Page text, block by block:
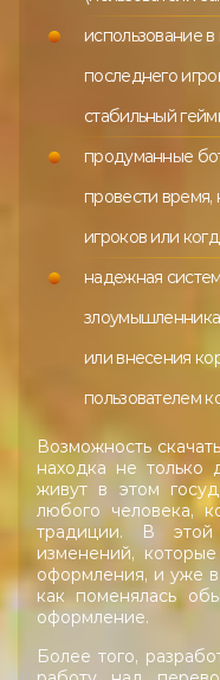
использование
последнего
стабильный
продуманные
провести время,
игроков или
надежная
или внесения
пользователем
Возможность
находка не только
живут в этом
любого человека,
традиции. В этой
изменений,
оформления, и уже
как поменялась
оформление.
Более того,